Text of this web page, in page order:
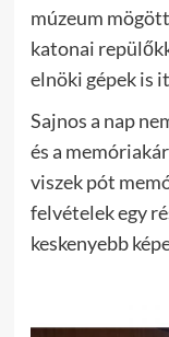
múzeum
katonai
elnöki gépek is
Sajnos a nap
és a
viszek pót
felvételek egy
keskenyebb